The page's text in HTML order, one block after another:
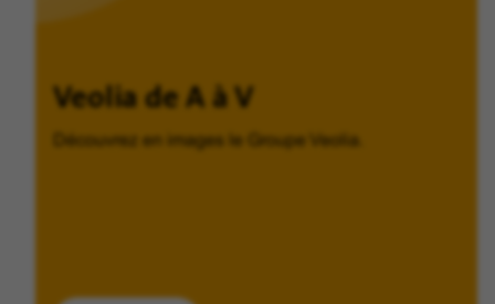
Veolia de A à V
Découvrez en images le Groupe Veolia.